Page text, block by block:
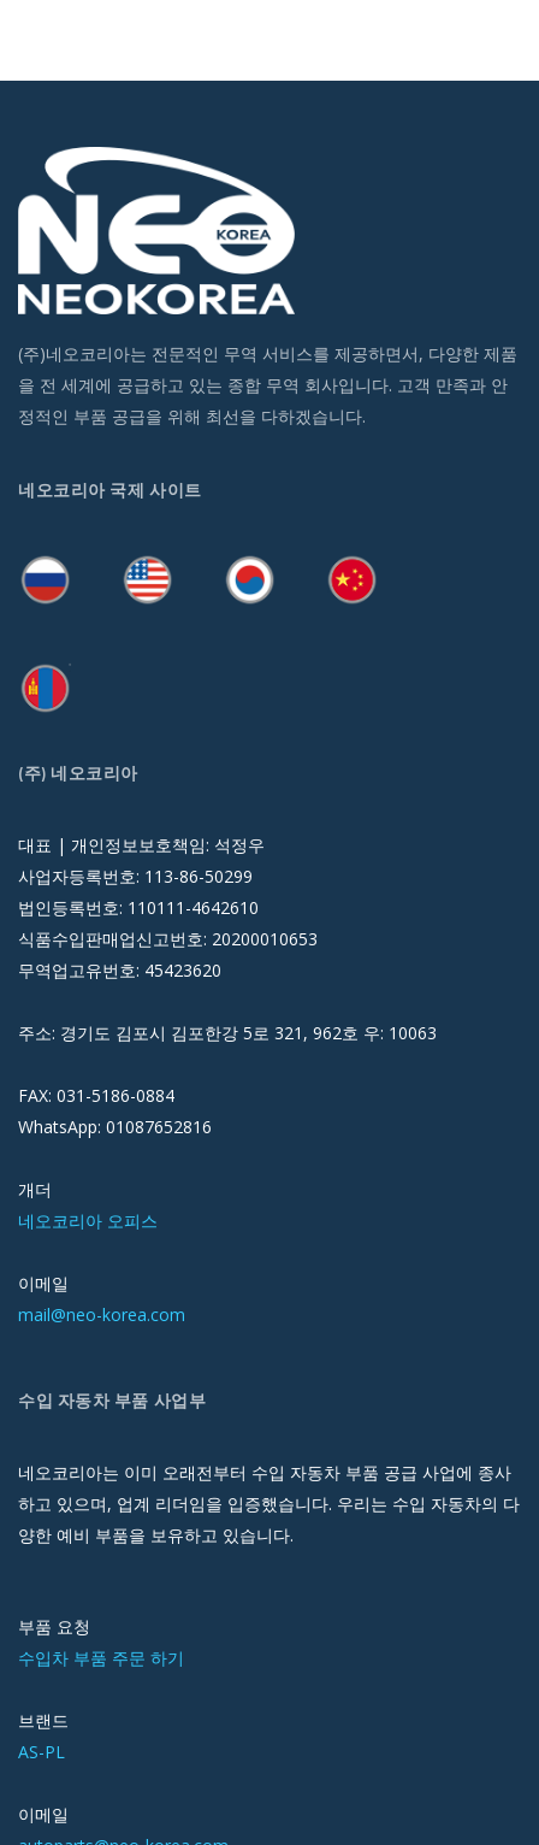
(주)네오코리아는 전문적인 무역 서비스를 제공하면서, 다양한 제품
을 전 세계에 공급하고 있는 종합 무역 회사입니다. 고객 만족과 안
정적인 부품 공급을 위해 최선을 다하겠습니다.
네오코리아 국제 사이트
(주) 네오코리아
대표 | 개인정보보호책임: 석정우
사업자등록번호: 113-86-50299
법인등록번호: 110111-4642610
식품수입판매업신고번호: 20200010653
무역업고유번호: 45423620
주소: 경기도 김포시 김포한강 5로 321, 962호 우: 10063
FAX: 031-5186-0884
WhatsApp: 01087652816
개더
네오코리아 오피스
이메일
mail@neo-korea.com
수입 자동차 부품 사업부
네오코리아는 이미 오래전부터 수입 자동차 부품 공급 사업에 종사
하고 있으며, 업계 리더임을 입증했습니다. 우리는 수입 자동차의 다
양한 예비 부품을 보유하고 있습니다.
부품 요청
수입차 부품 주문 하기
브랜드
AS-PL
이메일